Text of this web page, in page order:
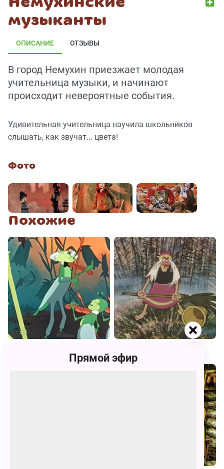
музыканты
ОПИСАНИЕ ОТЗЫВЫ
В город Немухин приезжает молодая
учительница музыки, и начинают
происходит невероятные события.
Удивительная учительница научила школьников
слышать, как звучат... цвета!
Фото
Похожие
Прямой эфир